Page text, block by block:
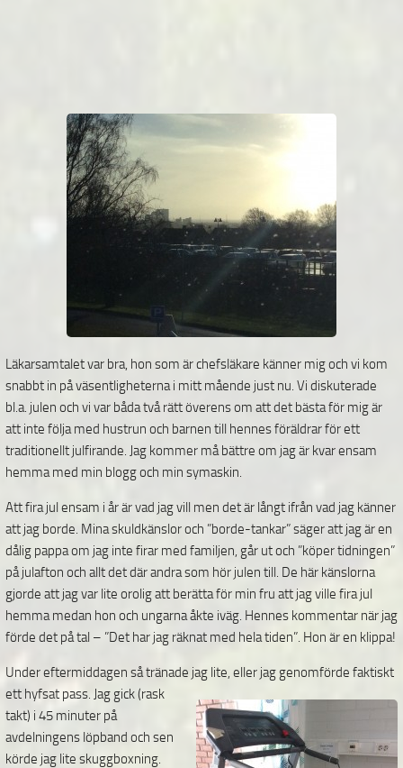
Läkarsamtalet var bra, hon som är chefsläkare känner mig och vi kom
snabbt in på väsentligheterna i mitt mående just nu. Vi diskuterade
bl.a. julen och vi var båda två rätt överens om att det bästa för mig är
att inte följa med hustrun och barnen till hennes föräldrar för ett
traditionellt julfirande. Jag kommer må bättre om jag är kvar ensam
hemma med min blogg och min symaskin.
Att fira jul ensam i år är vad jag vill men det är långt ifrån vad jag känner
att jag borde. Mina skuldkänslor och ”borde-tankar” säger att jag är en
dålig pappa om jag inte firar med familjen, går ut och ”köper tidningen”
på julafton och allt det där andra som hör julen till. De här känslorna
gjorde att jag var lite orolig att berätta för min fru att jag ville fira jul
hemma medan hon och ungarna åkte iväg. Hennes kommentar när jag
förde det på tal – ”Det har jag räknat med hela tiden”. Hon är en klippa!
Under eftermiddagen så tränade jag lite, eller jag genomförde faktiskt
ett hyfsat pass. Jag gick (rask
takt) i 45 minuter på
avdelningens löpband och sen
körde jag lite skuggboxning.